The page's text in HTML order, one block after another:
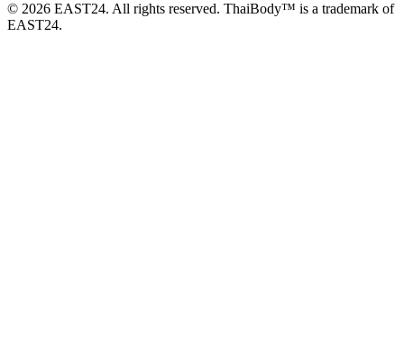
© 2026 EAST24. All rights reserved. ThaiBody™ is a trademark of
EAST24.